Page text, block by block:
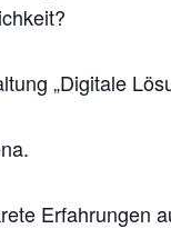
„Digitale
Erfahrungen